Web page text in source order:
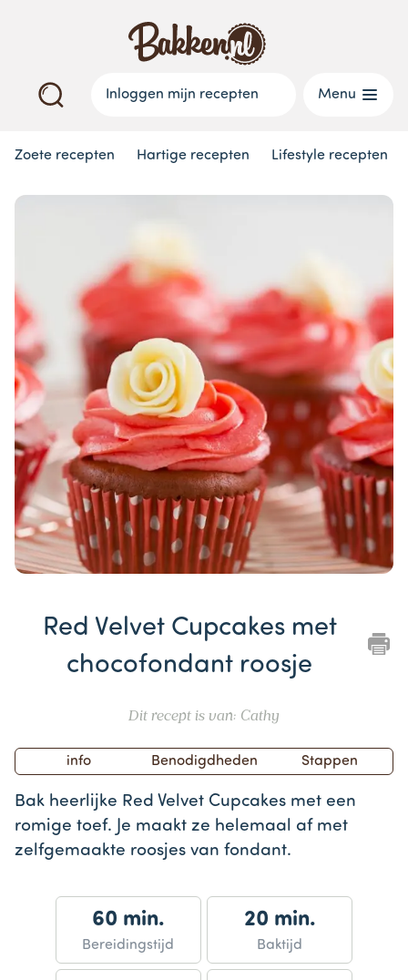
Inloggen mijn recepten Menu
Zoete recepten Hartige recepten Lifestyle recepten
Red Velvet Cupcakes met
chocofondant roosje
Dit recept is van: Cathy
info Benodigdheden Stappen
Bak heerlijke Red Velvet Cupcakes met een
romige toef. Je maakt ze helemaal af met
zelfgemaakte roosjes van fondant.
60 min.
Bereidingstijd
20 min.
Baktijd